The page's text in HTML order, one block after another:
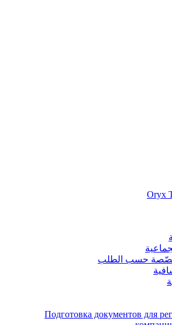
Oryx
حسب الطلب
Подготовка документов для